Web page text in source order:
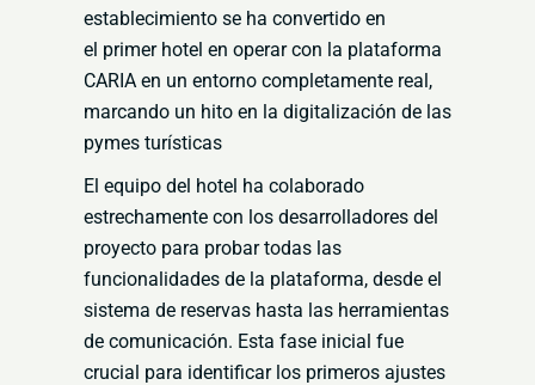
establecimiento se ha convertido en
el primer hotel en operar con la plataforma
CARIA en un entorno completamente real,
marcando un hito en la digitalización de las
pymes turísticas
El equipo del hotel ha colaborado
estrechamente con los desarrolladores del
proyecto para probar todas las
funcionalidades de la plataforma, desde el
sistema de reservas hasta las herramientas
de comunicación. Esta fase inicial fue
crucial para identificar los primeros ajustes